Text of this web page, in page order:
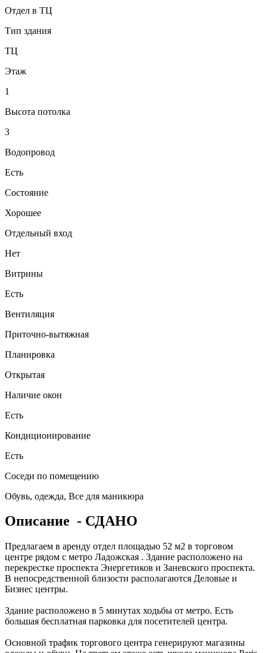
Отдел в ТЦ
Тип здания
ТЦ
Этаж
1
Высота потолка
3
Водопровод
Есть
Состояние
Хорошее
Отдельный вход
Нет
Витрины
Есть
Вентиляция
Приточно-вытяжная
Планировка
Открытая
Наличие окон
Есть
Кондиционирование
Есть
Соседи по помещению
Обувь, одежда, Все для маникюра
Описание - СДАНО
Предлагаем в аренду отдел площадью 52 м2 в торговом
центре рядом с метро Ладожская . Здание расположено на
перекрестке проспекта Энергетиков и Заневского проспекта.
В непосредственной близости располагаются Деловые и
Бизнес центры.
Здание расположено в 5 минутах ходьбы от метро. Есть
большая бесплатная парковка для посетителей центра.
Основной трафик торгового центра генерируют магазины